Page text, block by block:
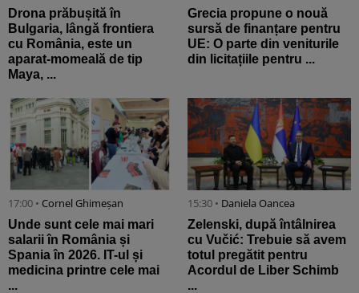
Drona prăbușită în
Bulgaria, lângă frontiera
cu România, este un
aparat-momeală de tip
Maya, ...
Grecia propune o nouă
sursă de finanțare pentru
UE: O parte din veniturile
din licitațiile pentru ...
17:00 • Cornel Ghimeșan
Unde sunt cele mai mari
salarii în România și
Spania în 2026. IT-ul și
medicina printre cele mai
...
15:30 • Daniela Oancea
Zelenski, după întâlnirea
cu Vučić: Trebuie să avem
totul pregătit pentru
Acordul de Liber Schimb
...